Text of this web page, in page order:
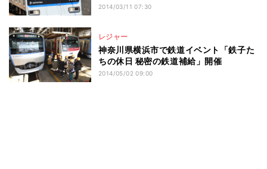
2014/03/11 07:30
レジャー
神奈川県横浜市で鉄道イベント「鉄子た
ちの休日 秘密の鉄道補給」開催
2014/05/02 09:00